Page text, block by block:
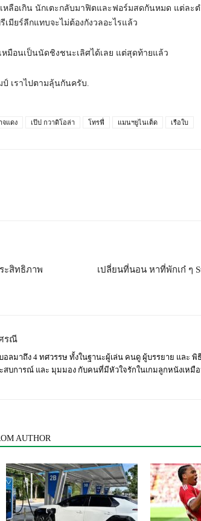
หลือเกิน นักเตะกลับมาฟิตและฟอร์มสดกันหมด แต่ละ
มียร์ลีกแทบจะไม่ต้องกังวลอะไรแล้ว
หมือนเป็นนัดชิงชนะเลิศได้เลย แต่สุดท้ายแล้ว
ป์ เราไปตามลุ้นกันครับ.
จแดง เป๊ป กวาดิโอล่า โทรฟี่ แมนฯยูไนเต็ด เรือใบ
ะสิทธิภาพ
เปลี่ยนที่นอน หาที่พักเก๋ ๆ
รณี
ลมาถึง 4 ทศวรรษ ทั้งในฐานะผู้เล่น คนดู ผู้บรรยาย และ พิ
สบการณ์ และ มุมมอง กับคนที่มีหัวใจรักในเกมลูกหนังเหมื
AUTHOR